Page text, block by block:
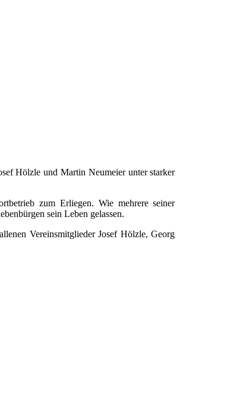
Hölzle und Martin Neumeier unter starker
zum Erliegen. Wie mehrere seiner
sein Leben gelassen.
Vereinsmitglieder Josef Hölzle, Georg